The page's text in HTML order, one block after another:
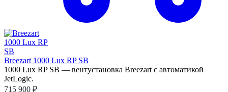
Breezart 1000 Lux RP SB
1000 Lux RP SB — вентустановка Breezart с автоматикой
JetLogic.
715 900 ₽